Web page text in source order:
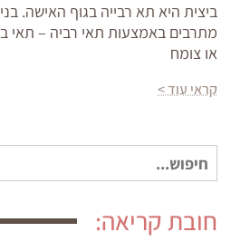
ביצית היא תא רבייה בגוף האישה.
מתרבים באמצעות תאי רביה – תאי
או צומח
קראי עוד >
חיפוש
עבור:
חובת קריאה: